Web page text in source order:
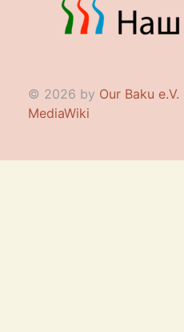
© 2026 by Our Baku e.V.
MediaWiki